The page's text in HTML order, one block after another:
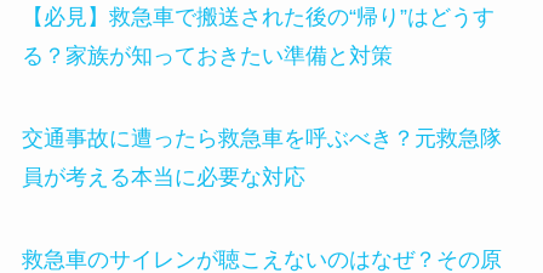
【必見】救急車で搬送された後の“帰り”はどうす
る？家族が知っておきたい準備と対策
交通事故に遭ったら救急車を呼ぶべき？元救急隊
員が考える本当に必要な対応
救急車のサイレンが聴こえないのはなぜ？その原